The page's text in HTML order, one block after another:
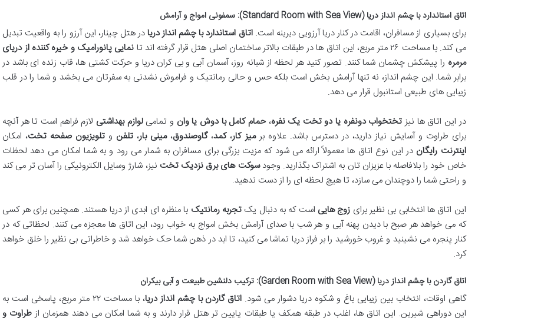
اتاق استاندارد با چشم انداز دریا (Standard Room with Sea View): سمفونی امواج و آرامش
برای بسیاری از مسافران، اقامت در کنار دریا آرزویی دیرینه است.اتاق استاندارد با چشم انداز دریادر هتل چینار، این آرزو را به واقعیت تبدیل
می کند. با مساحت ۲۶ متر مربع، این اتاق ها در طبقات بالاتر ساختمان اصلی هتل قرار گرفته اند تا
نمایی پانورامیک و خیره کننده از دریای
مرمره را پیشکش چشمان شما کنند. تصور کنید هر لحظه از شبانه روز، آسمان آبی و بی کران دریا و حرکت کشتی ها، قاب زنده ای باشد در
برابر شما. این چشم انداز، نه تنها آرامش بخش است بلکه حس و حالی رمانتیک و فراموش نشدنی به سفرتان می بخشد و شما را در قلب
زیبایی های طبیعی استانبول قرار می دهد.
در این اتاق ها نیزتختخواب دونفره یا دو تخت یک نفره،حمام کامل با دوش یا وان و تمامیلوازم بهداشتی لازم فراهم است تا هر آنچه
برای طراوت و آسایش نیاز دارید، در دسترس باشد. علاوه برمیز کار،کمد،گاوصندوق،مینی بار، تلفن و تلویزیون صفحه تخت، امکان
اینترنت رایگان در این نوع اتاق ها معمولاً ارائه می شود که مزیت بزرگی برای مسافران به شمار می رود و به شما امکان می دهد لحظات
خاص خود را بلافاصله با عزیزان تان به اشتراک بگذارید. وجودسوکت های برق نزدیک تخت نیز، شارژ وسایل الکترونیکی را آسان تر می کند
و راحتی شما را دوچندان می سازد، تا هیچ لحظه ای را از دست ندهید.
این اتاق ها انتخابی بی نظیر برای زوج هایی است که به دنبال یک تجربه رمانتیک با منظره ای ابدی از دریا هستند. همچنین برای هر کسی
که می خواهد هر صبح با دیدن پهنه آبی و هر شب با صدای آرامش بخش امواج به خواب رود، این اتاق ها معجزه می کنند. لحظاتی که در
کنار پنجره می نشینید و غروب خورشید را بر فراز دریا تماشا می کنید، تا ابد در ذهن شما حک خواهد شد و خاطراتی بی نظیر را خلق خواهد
کرد.
اتاق گاردن با چشم انداز دریا (Garden Room with Sea View): ترکیب دلنشین طبیعت و آبی بیکران
گاهی اوقات، انتخاب بین زیبایی باغ و شکوه دریا دشوار می شود. اتاق گاردن با چشم انداز دریا
، با مساحت ۲۲ متر مربع، پاسخی است به
این دوراهی شیرین. این اتاق ها، اغلب در طبقه همکف یا طبقات پایین تر هتل قرار دارند و به شما امکان می دهند همزمان ازطراوت و